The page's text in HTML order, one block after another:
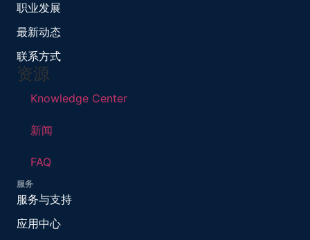
职业发展
最新动态
联系方式
资源
Knowledge Center
新闻
FAQ
服务
服务与支持
应用中心